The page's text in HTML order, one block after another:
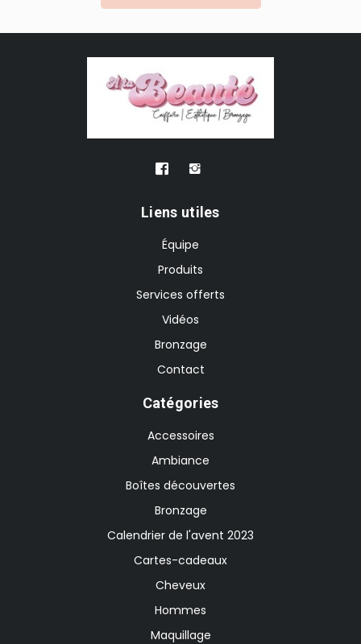
Liens utiles
Équipe
Produits
Services offerts
Vidéos
Bronzage
Contact
Catégories
Accessoires
Ambiance
Boîtes découvertes
Bronzage
Calendrier de l'avent 2023
Cartes-cadeaux
Cheveux
Hommes
Maquillage